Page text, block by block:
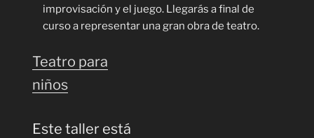
improvisación y el juego. Llegarás a final de
curso a representar una gran obra de teatro.
Teatro para
niños
Este taller está